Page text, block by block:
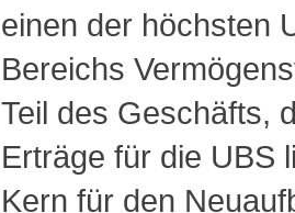
einen der höchsten
Bereichs
Teil des Geschäfts,
Erträge für die UBS
Kern für den